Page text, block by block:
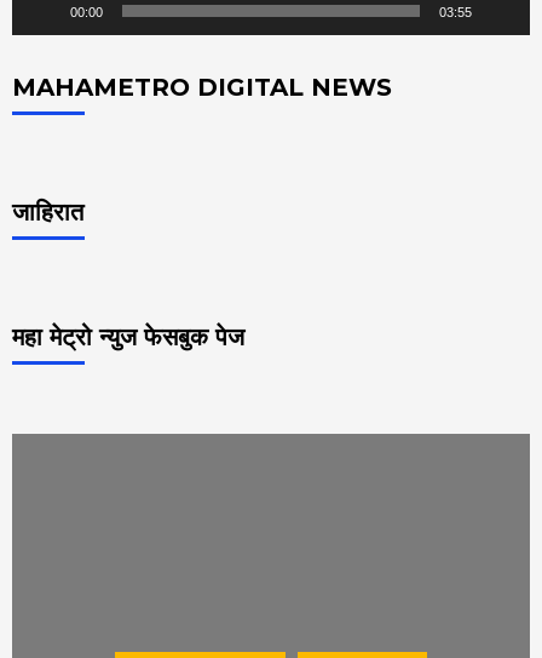
00:00 03:55
MAHAMETRO DIGITAL NEWS
जाहिरात
महा मेट्रो न्युज फेसबुक पेज